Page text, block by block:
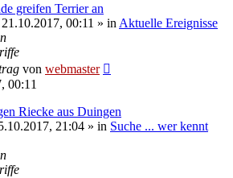
greifen Terrier an
00:11 » in Aktuelle Ereignisse
von webmaster
00:11
Riecke aus Duingen
21:04 » in Suche ... wer kennt